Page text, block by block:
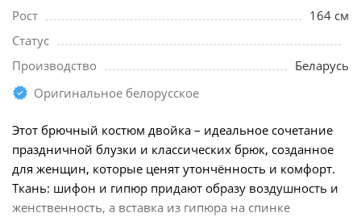
Рост
164 см
Статус
Производство
Беларусь
Оригинальное белорусское
Этот брючный костюм двойка – идеальное сочетание
праздничной блузки и классических брюк, созданное
для женщин, которые ценят утончённость и комфорт.
Ткань: шифон и гипюр придают образу воздушность и
женственность, а вставка из гипюра на спинке